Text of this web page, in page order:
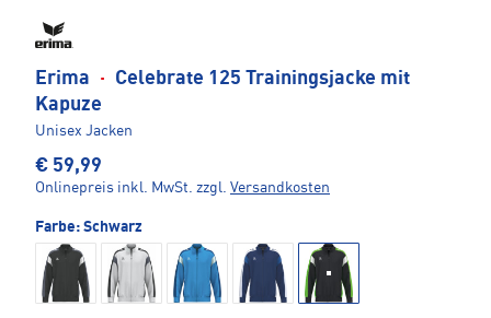
Erima ·
Celebrate 125 Trainingsjacke mit
Kapuze
Unisex Jacken
€ 59,99
Onlinepreis inkl. MwSt. zzgl. Versandkosten
Farbe: Schwarz